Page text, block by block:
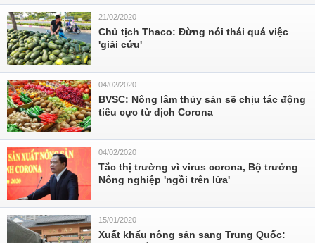
21/02/2020
Chủ tịch Thaco: Đừng nói thái quá việc
'giải cứu'
04/02/2020
BVSC: Nông lâm thủy sản sẽ chịu tác động
tiêu cực từ dịch Corona
04/02/2020
Tắc thị trường vì virus corona, Bộ trưởng
Nông nghiệp 'ngồi trên lửa'
15/01/2020
Xuất khẩu nông sản sang Trung Quốc: